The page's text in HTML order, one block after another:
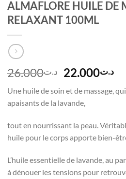
ALMAFLORE HUILE DE
RELAXANT 100ML
د.ت26.000
Le
initial
était :
د.ت22.000
Le
Une huile de soin et de massage,
apaisants de la lavande,
tout en nourrissant la peau.
huile pour le corps apporte bien-
L’huile essentielle de lavande, au
à dénouer les tensions pour